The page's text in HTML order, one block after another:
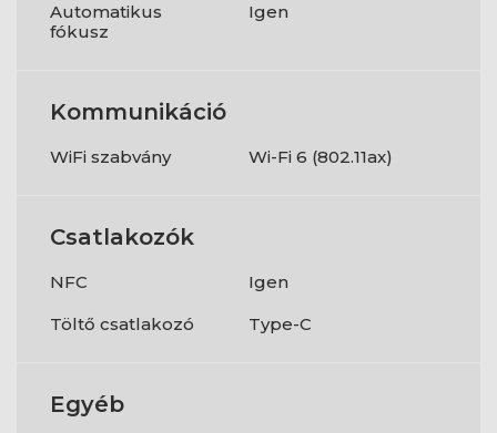
Automatikus
fókusz
Igen
Kommunikáció
WiFi szabvány Wi-Fi 6 (802.11ax)
Csatlakozók
NFC
Igen
Töltő csatlakozó
Type-C
Egyéb